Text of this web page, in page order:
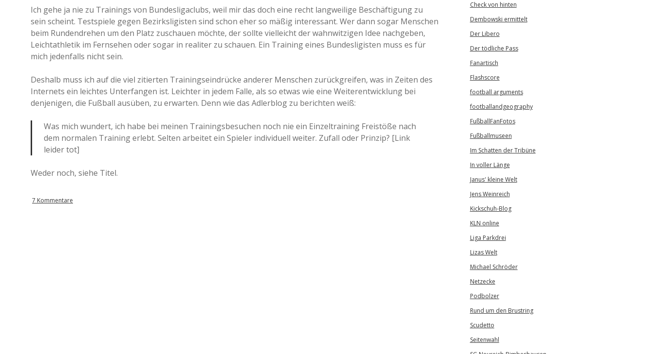
Ich gehe ja nie zu Trainings von Bundesligaclubs, weil mir das doch eine recht langweilige Beschäftigung zu
sein scheint. Testspiele gegen Bezirksligisten sind schon eher so mäßig interessant. Wer dann sogar Menschen
beim Rundendrehen um den Platz zuschauen möchte, der sollte vielleicht der wahnwitzigen Idee nachgeben,
Leichtathletik im Fernsehen oder sogar in realiter zu schauen. Ein Training eines Bundesligisten muss es für
mich jedenfalls nicht sein.
Deshalb muss ich auf die viel zitierten Trainingseindrücke anderer Menschen zurückgreifen, was in Zeiten des
Internets ein leichtes Unterfangen ist. Leichter in jedem Falle, als so etwas wie eine Weiterentwicklung bei
denjenigen, die Fußball ausüben, zu erwarten. Denn wie das Adlerblog zu berichten weiß:
Was mich wundert, ich habe bei meinen Trainingsbesuchen noch nie ein Einzeltraining Freistöße nach
dem normalen Training erlebt. Selten arbeitet ein Spieler individuell weiter. Zufall oder Prinzip? [Link
leider tot]
Weder noch, siehe Titel.
7 Kommentare
Check von hinten
Dembowski ermittelt
Der Libero
Der tödliche Pass
Fanartisch
Flashscore
football arguments
footballandgeography
FußballFanFotos
Fußballmuseen
Im Schatten der Tribüne
In voller Länge
Janus' kleine Welt
Jens Weinreich
Kickschuh-Blog
KLN online
Liga Parkdrei
Lizas Welt
Michael Schröder
Netzecke
Podbolzer
Rund um den Brustring
Scudetto
Seitenwahl